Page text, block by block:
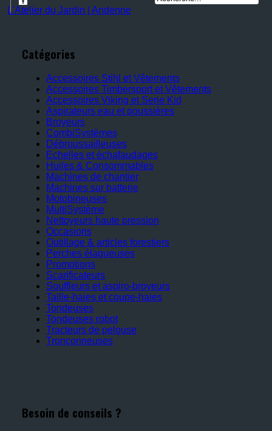
L'Atelier du Jardin | Andenne
Catégories
Accessoires Stihl et Vêtements
Accessoires Timbersport et Vêtements
Accessoires Viking et Serie Kid
Aspirateurs eau et poussières
Broyeurs
CombiSystèmes
Débroussailleuses
Echelles et échafaudages
Huiles & Consommables
Machines de chantier
Machines sur batterie
Motobineuses
MultiSystème
Nettoyeurs haute pression
Occasions
Outillage & articles forestiers
Perches élagueuses
Promotions
Scarificateurs
Souffleurs et aspiro-broyeurs
Taille-haies et coupe-haies
Tondeuses
Tondeuses robot
Tracteurs de pelouse
Tronçonneuses
Besoin de conseils ?